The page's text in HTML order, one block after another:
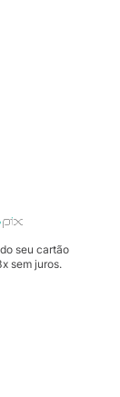
seu cartão
sem juros.